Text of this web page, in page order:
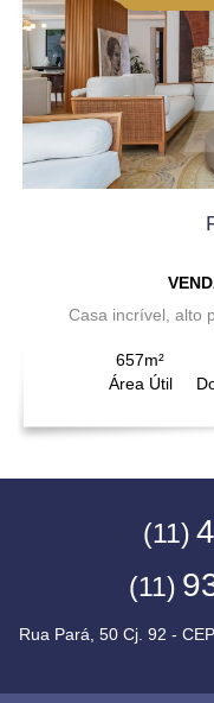
Casa incrível, alto
657m²
Área Útil
(11)
(11)
Rua Pará, 50 Cj. 92 -